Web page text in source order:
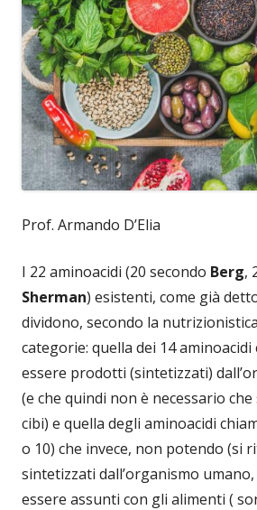
Prof. Armando D’Elia
I 22 aminoacidi (20 secondo Berg,
Sherman) esistenti, come già
dividono, secondo la
categorie: quella dei 14
essere prodotti (sintetizzati)
(e che quindi non è necessario
cibi) e quella degli aminoacidi
o 10) che invece, non potendo (si
sintetizzati dall’organismo
essere assunti con gli alimenti (